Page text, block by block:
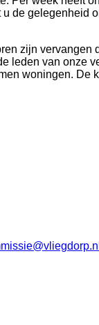
gelegenheid
zijn
leden van onze
woningen. De